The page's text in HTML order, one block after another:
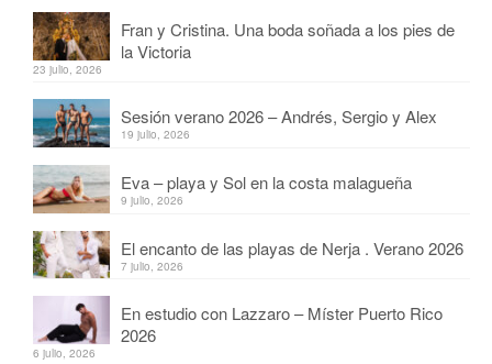
Fran y Cristina. Una boda soñada a los pies de
la Victoria
23 julio, 2026
Sesión verano 2026 – Andrés, Sergio y Alex
19 julio, 2026
Eva – playa y Sol en la costa malagueña
9 julio, 2026
El encanto de las playas de Nerja . Verano 2026
7 julio, 2026
En estudio con Lazzaro – Míster Puerto Rico
2026
6 julio, 2026